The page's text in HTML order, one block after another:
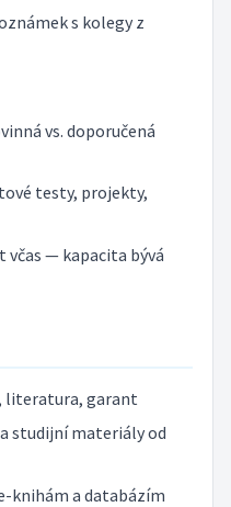
s kolegy z
vs. doporučená
testy, projekty,
včas — kapacita bývá
literatura, garant
studijní materiály od
knihám a databázím